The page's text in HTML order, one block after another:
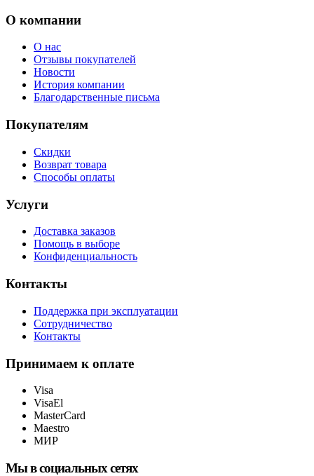
О компании
О нас
Отзывы покупателей
Новости
История компании
Благодарственные письма
Покупателям
Скидки
Возврат товара
Способы оплаты
Услуги
Доставка заказов
Помощь в выборе
Конфиденциальность
Контакты
Поддержка при эксплуатации
Сотрудничество
Контакты
Принимаем к оплате
Visa
VisaEl
MasterCard
Maestro
МИР
Мы в социальных сетях